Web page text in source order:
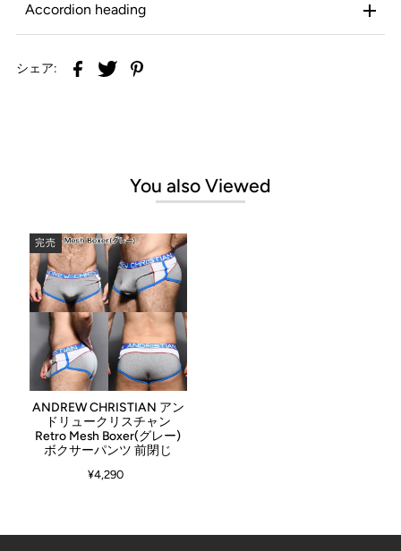
アメリカLA発 ANDREW CHRISTIAN アンドリュークリスチャン
ン。 マッチョ系男子にはぜひっ！のボクサーパンツです！
適応サイズ(cm)
サイズ
日本のSサイ
ズ
ウエスト
71〜76cm 76〜81cm
INFOMATION
ブランド ANDREW CHRISTIAN アンドリュークリスチャン
素材
1.2.3.4.6.7.8.綿93％、スパンデックス7％
5.ポリメイド88% スパンデックス12%
9.ポリエステル95% スパンデックス5%
Accordion heading
シェア:
You also Viewed
完売
ANDREW CHRISTIAN アン
ドリュークリスチャン
Retro Mesh Boxer(グレー)
ボクサーパンツ 前閉じ
¥4,290